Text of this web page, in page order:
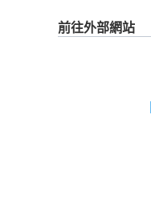
前往外部網站